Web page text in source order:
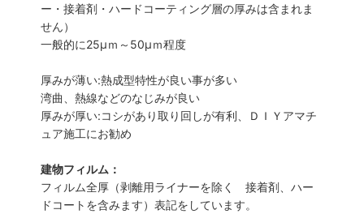
ー・接着剤・ハードコーティング層の厚みは含まれま
せん）
一般的に25µｍ～50µｍ程度
厚みが薄い:熱成型特性が良い事が多い
湾曲、熱線などのなじみが良い
厚みが厚い:コシがあり取り回しが有利、ＤＩＹアマチ
ュア施工にお勧め
建物フィルム：
フィルム全厚（剥離用ライナーを除く 接着剤、ハー
ドコートを含みます）表記をしています。